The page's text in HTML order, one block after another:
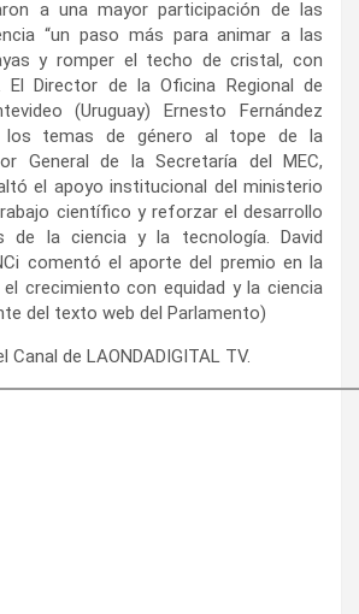
a una mayor participación de las
“un paso más para animar a las
y romper el techo de cristal, con
El Director de la Oficina Regional de
(Uruguay) Ernesto Fernández
los temas de género al tope de la
General de la Secretaría del MEC,
el apoyo institucional del ministerio
científico y reforzar el desarrollo
de la ciencia y la tecnología. David
comentó el aporte del premio en la
crecimiento con equidad y la ciencia
del texto web del Parlamento)
Canal de LAONDADIGITAL TV.